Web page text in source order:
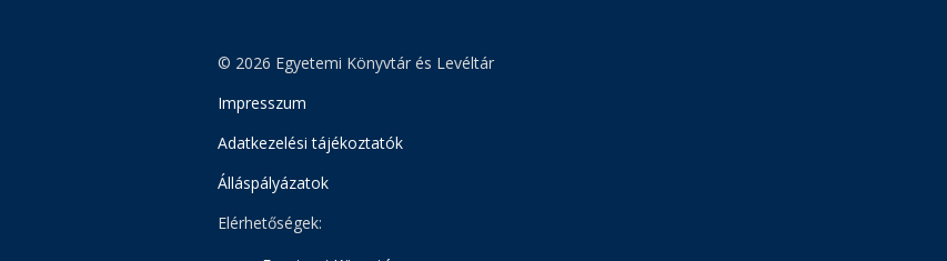
© 2026 Egyetemi Könyvtár és Levéltár
Impresszum
Adatkezelési tájékoztatók
Álláspályázatok
Elérhetőségek: